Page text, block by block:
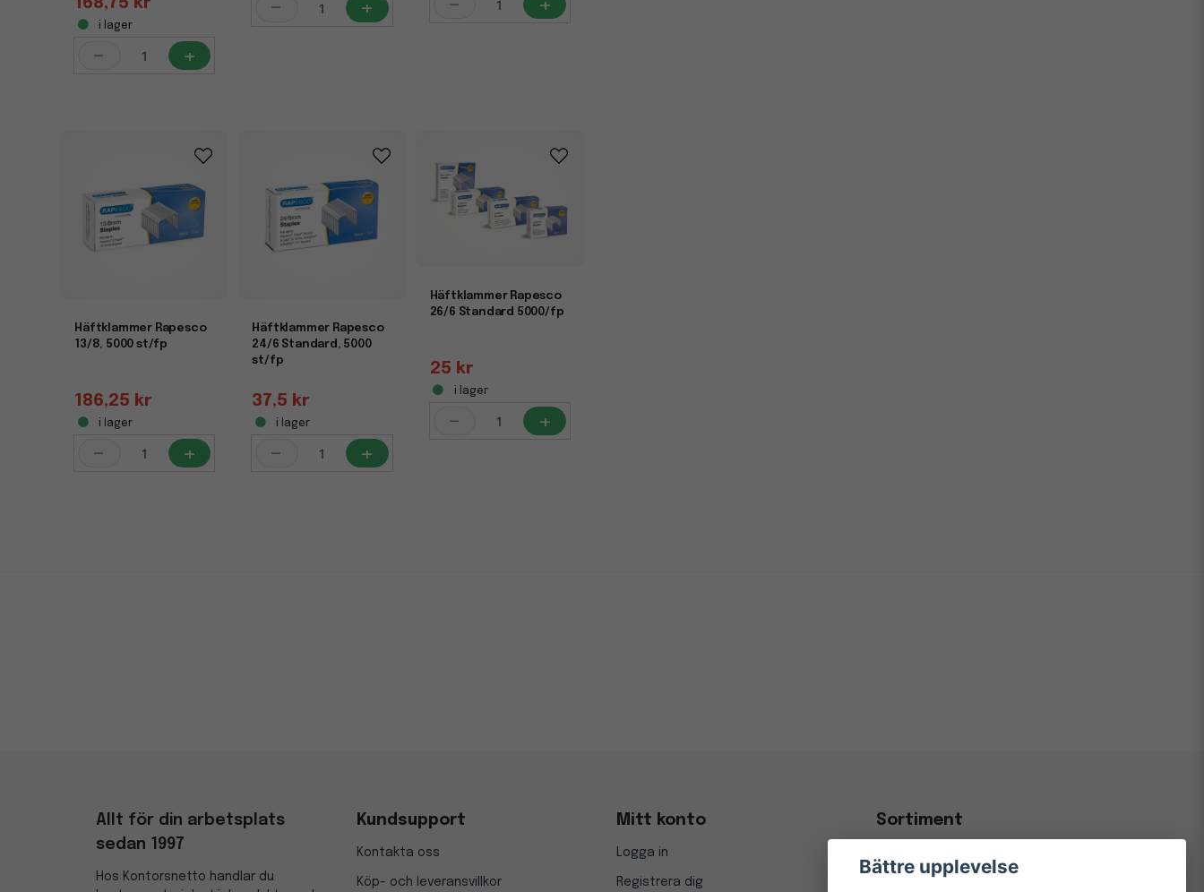
i lager
- +
- +
Häftklammer Rapesco
13/8, 5000 st/fp
186,25 kr
i lager
- +
Häftklammer Rapesco
24/6 Standard, 5000
st/fp
37,5 kr
i lager
- +
Häftklammer Rapesco
26/6 Standard 5000/fp
25 kr
i lager
- +
Allt för din arbetsplats
sedan 1997
Hos Kontorsnetto handlar du
Kundsupport
Kontakta oss
Köp- och leveransvillkor
Mitt konto
Logga in
Registrera dig
Sortiment
Bättre upplevelse